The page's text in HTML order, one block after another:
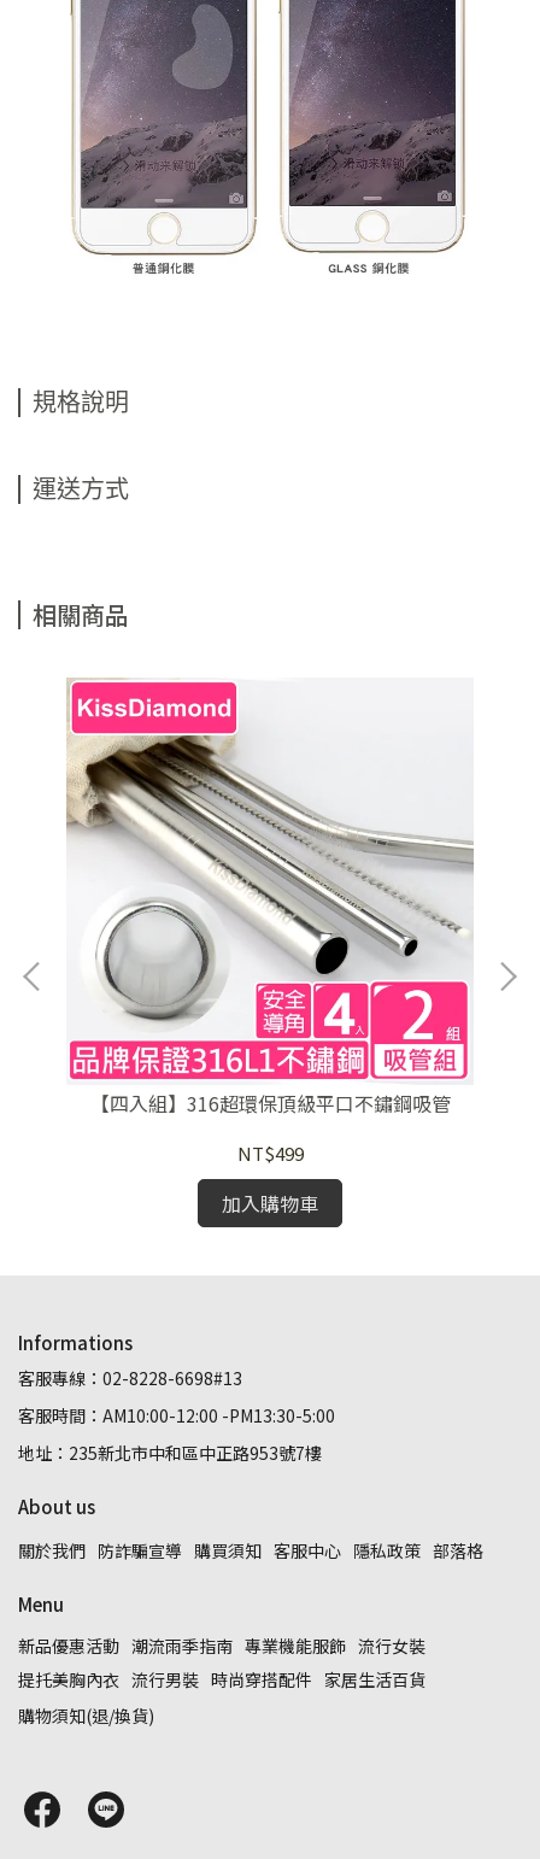
規格說明
運送方式
相關商品
【四入組】316超環保頂級平口不鏽鋼吸管
NT$499
加入購物車
Informations
客服專線：02-8228-6698#13
客服時間：AM10:00-12:00 -PM13:30-5:00
地址：235新北市中和區中正路953號7樓
About us
關於我們 防詐騙宣導 購買須知 客服中心 隱私政策 部落格
Menu
新品優惠活動 潮流雨季指南 專業機能服飾 流行女裝
提托美胸內衣 流行男裝 時尚穿搭配件 家居生活百貨
購物須知(退/換貨)